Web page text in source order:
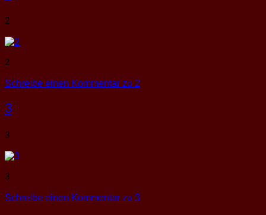
2
2
Schreibe einen Kommentar zu 2
3
3
3
Schreibe einen Kommentar zu 3